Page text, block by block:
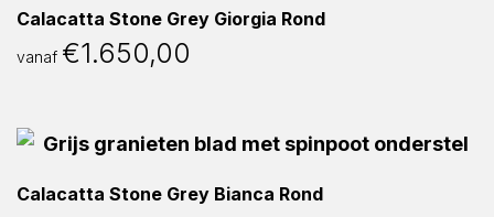
Calacatta Stone Grey Giorgia Rond
vanaf €1.650,00
Calacatta Stone Grey Bianca Rond